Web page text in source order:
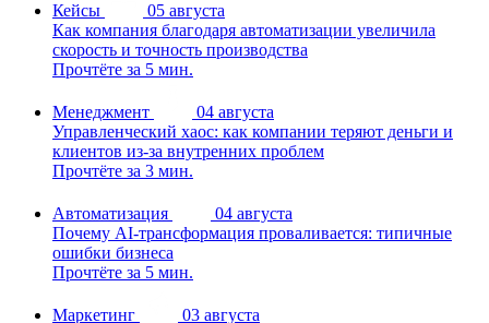
Кейсы
05 августа
Как компания благодаря автоматизации увеличила
скорость и точность производства
Прочтёте за 5 мин.
Менеджмент
04 августа
Управленческий хаос: как компании теряют деньги и
клиентов из-за внутренних проблем
Прочтёте за 3 мин.
Автоматизация
04 августа
Почему AI-трансформация проваливается: типичные
ошибки бизнеса
Прочтёте за 5 мин.
Маркетинг
03 августа